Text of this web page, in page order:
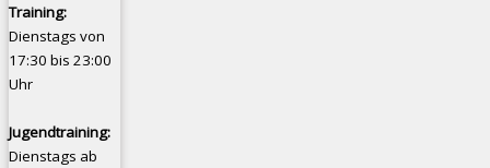
Training:
Dienstags von
17:30 bis 23:00
Uhr
Jugendtraining:
Dienstags ab